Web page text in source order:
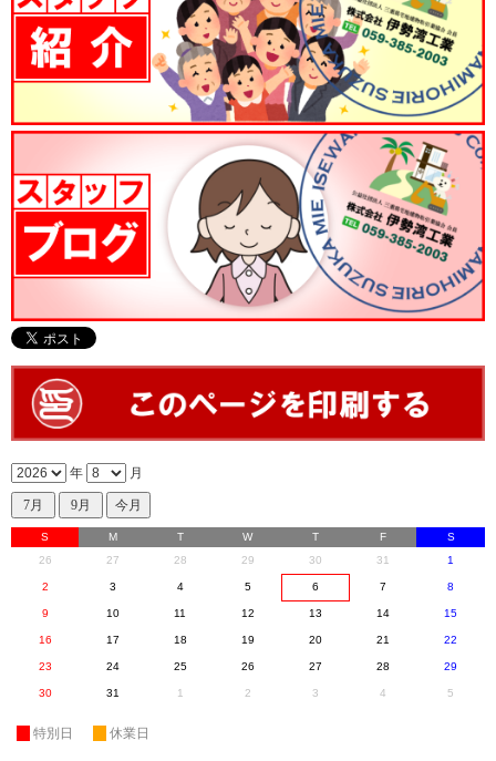
年 月
S M T W T F
S
26
27 28 29 30 31 1
2 3 4 5 6 7 8
9 10 11 12 13 14 15
16 17 18 19 20 21 22
23 24 25 26 27 28 29
30 31 1 2 3 4 5
特別日 休業日